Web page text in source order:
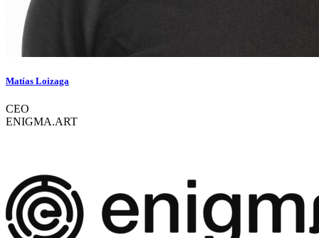
Matías Loizaga
CEO
ENIGMA.ART